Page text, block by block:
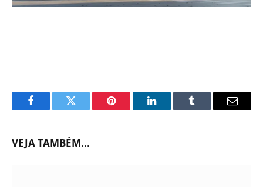
FacebookTwitter Pinterest LinkedInTumblr Email
VEJA TAMBÉM...